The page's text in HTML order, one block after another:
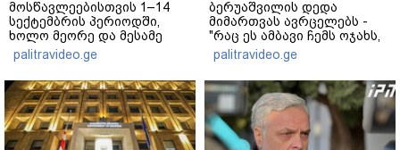
მოსწავლეებისთვის 1–14
სექტემბრის პერიოდში,
ხოლო მეორე და მესამე
ეტაპებზე...
palitravideo.ge
ბერუაშვილის დედა
მიმართვას ავრცელებს -
"რაც ეს ამბავი ჩემს ოჯახს,
ჩემს ანასტასიას გადახდა
თავს, მის მერე მე მე არ
ვარ"
palitravideo.ge